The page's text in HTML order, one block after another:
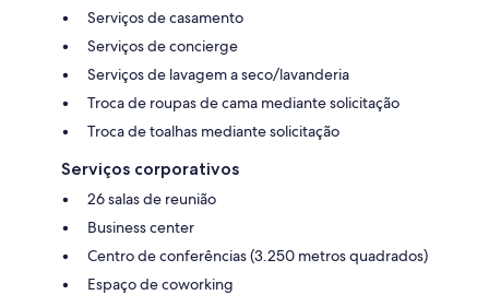
Serviços de casamento
Serviços de concierge
Serviços de lavagem a seco/lavanderia
Troca de roupas de cama mediante solicitação
Troca de toalhas mediante solicitação
Serviços corporativos
26 salas de reunião
Business center
Centro de conferências (3.250 metros quadrados)
Espaço de coworking